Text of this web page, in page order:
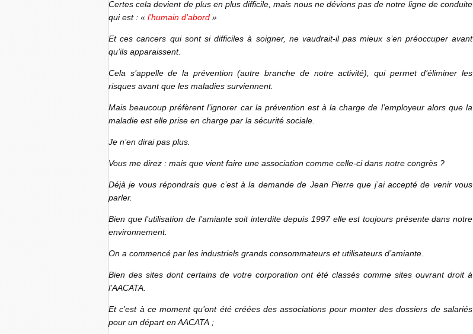
Certes cela devient de plus en plus difficile, mais nous ne dévions pas de notre ligne de conduite
qui est : « l’humain d’abord »
Et ces cancers qui sont si difficiles à soigner, ne vaudrait-il pas mieux s’en préoccuper avant
qu’ils apparaissent.
Cela s’appelle de la prévention (autre branche de notre activité), qui permet d’éliminer les
risques avant que les maladies surviennent.
Mais beaucoup préfèrent l’ignorer car la prévention est à la charge de l’employeur alors que la
maladie est elle prise en charge par la sécurité sociale.
Je n’en dirai pas plus.
Vous me direz : mais que vient faire une association comme celle-ci dans notre congrès ?
Déjà je vous répondrais que c’est à la demande de Jean Pierre que j’ai accepté de venir vous
parler.
Bien que l’utilisation de l’amiante soit interdite depuis 1997 elle est toujours présente dans notre
environnement.
On a commencé par les industriels grands consommateurs et utilisateurs d’amiante.
Bien des sites dont certains de votre corporation ont été classés comme sites ouvrant droit à
l’AACATA.
Et c’est à ce moment qu’ont été créées des associations pour monter des dossiers de salariés
pour un départ en AACATA ;